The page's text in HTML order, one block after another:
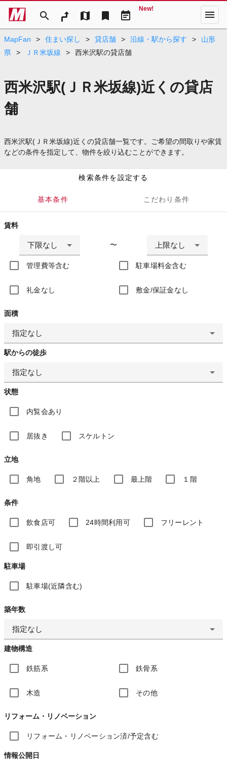
search map bookmark event_note
New! menu
MapFan > 住まい探し > 貸店舗 > 沿線・駅から探す >
山形
県
> ＪＲ米坂線 > 西米沢駅の貸店舗
西米沢駅(ＪＲ米坂線)近くの貸店
舗
西米沢駅(ＪＲ米坂線)近くの貸店舗一覧です。ご希望の間取りや家賃
などの条件を指定して、物件を絞り込むことができます。
検索条件を設定する
基本条件 こだわり条件
賃料
下限なし 〜 上限なし
管理費等含む 駐車場料金含む
礼金なし 敷金/保証金なし
面積
指定なし
駅からの徒歩
指定なし
状態
内覧会あり
居抜き スケルトン
立地
角地 ２階以上 最上階 １階
条件
飲食店可 24時間利用可 フリーレント
即引渡し可
駐車場
駐車場(近隣含む)
築年数
指定なし
建物構造
鉄筋系 鉄骨系
木造 その他
リフォーム・リノベーション
リフォーム・リノベーション済/予定含む
情報公開日